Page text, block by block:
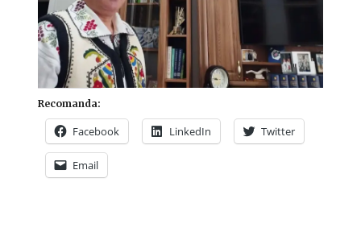
Recomanda:
Facebook LinkedIn Twitter
Email